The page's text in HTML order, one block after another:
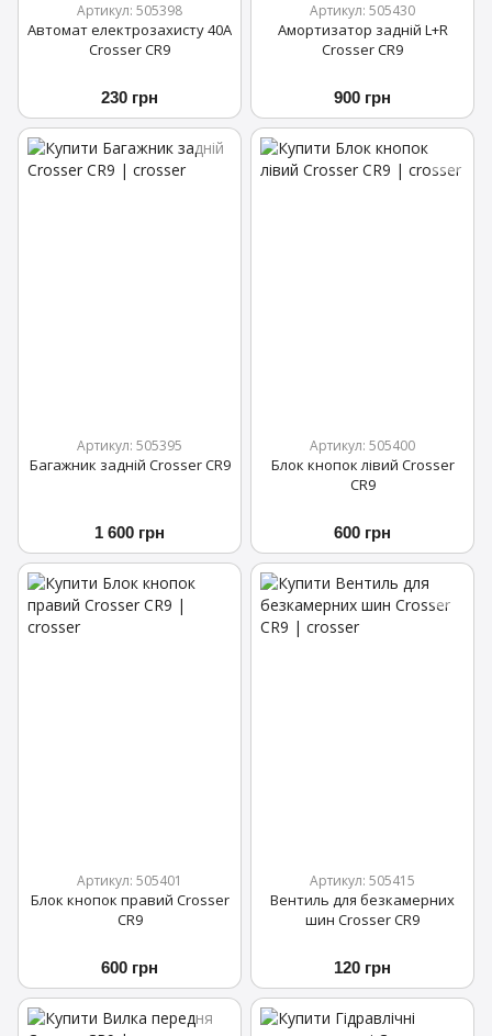
Артикул: 505398
Автомат електрозахисту 40А
Crosser CR9
230 грн
Артикул: 505430
Амортизатор задній L+R
Crosser CR9
900 грн
Артикул: 505395
Багажник задній Crosser CR9
1 600 грн
Артикул: 505400
Блок кнопок лівий Crosser
CR9
600 грн
Артикул: 505401
Блок кнопок правий Crosser
CR9
600 грн
Артикул: 505415
Вентиль для безкамерних
шин Crosser CR9
120 грн